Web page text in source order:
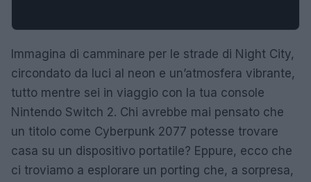
Immagina di camminare per le strade di Night City,
circondato da luci al neon e un’atmosfera vibrante,
tutto mentre sei in viaggio con la tua console
Nintendo Switch 2. Chi avrebbe mai pensato che
un titolo come Cyberpunk 2077 potesse trovare
casa su un dispositivo portatile? Eppure, ecco che
ci troviamo a esplorare un porting che, a sorpresa,